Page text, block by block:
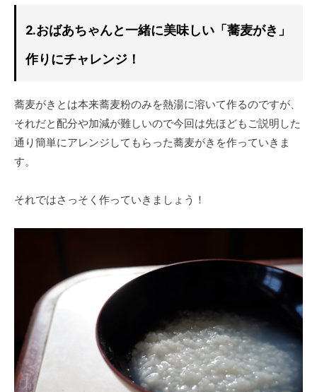
2.おばあちゃんと一緒に美味しい「蕎麦がき」
作りにチャレンジ！
蕎麦がきとは本来蕎麦粉のみを熱湯に溶いて作るのですが、
それだと配分や加減が難しいので今回は先ほどもご説明した
通り簡単にアレンジしてもらった蕎麦がきを作っていきま
す。
それではさっそく作っていきましょう！